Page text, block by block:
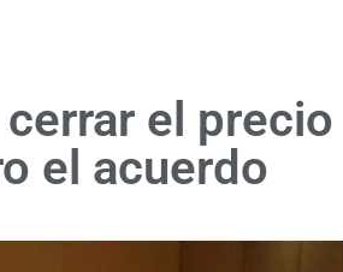
el precio
el acuerdo